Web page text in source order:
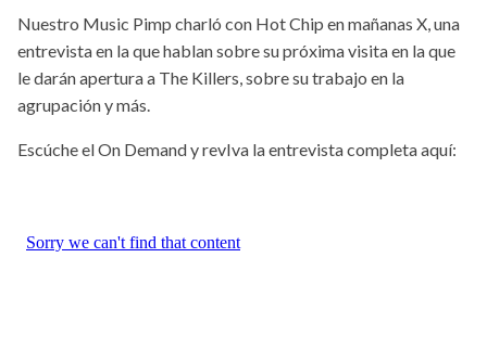
Nuestro Music Pimp charló con Hot Chip en mañanas X, una
entrevista en la que hablan sobre su próxima visita en la que
le darán apertura a The Killers, sobre su trabajo en la
agrupación y más.
Escúche el On Demand y revIva la entrevista completa aquí: